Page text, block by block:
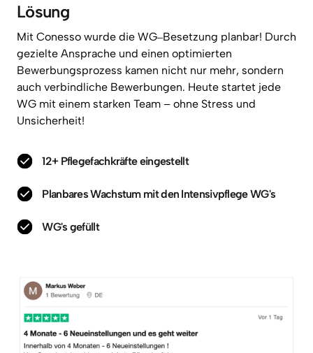
Lösung
Mit Conesso wurde die WG‒Besetzung planbar!
gezielte Ansprache und einen
Bewerbungsprozess kamen nicht nur mehr,
auch verbindliche Bewerbungen. Heute startet
WG mit einem starken Team – ohne Stress
Unsicherheit!
12+ Pflegefachkräfte eingestellt
Planbares Wachstum mit den Intensivpflege WG's
WG's gefüllt